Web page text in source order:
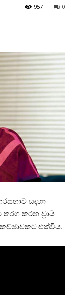
0
957
සඳහා
කරන ව්‍රායි
එක්විය.